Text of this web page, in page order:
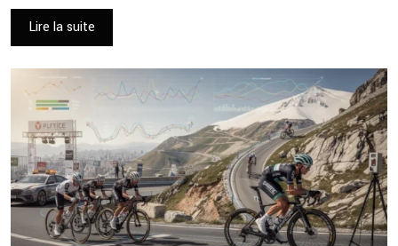
Lire la suite